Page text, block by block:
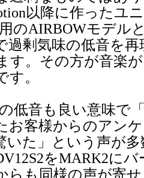
以降に作ったユ
のAIRBOWモデル
過剰気味の低音を
す。その方が音楽
す。
低音も良い意味で
お客様からのアン
いた」という声が
をMARK2に
らも同様の声が寄